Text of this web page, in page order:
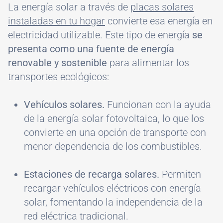
La energía solar a través de placas solares
instaladas en tu hogar convierte esa energía en
electricidad utilizable. Este tipo de energía se
presenta como una fuente de energía
renovable y sostenible para alimentar los
transportes ecológicos:
Vehículos solares. Funcionan con la ayuda
de la energía solar fotovoltaica, lo que los
convierte en una opción de transporte con
menor dependencia de los combustibles.
Estaciones de recarga solares. Permiten
recargar vehículos eléctricos con energía
solar, fomentando la independencia de la
red eléctrica tradicional.